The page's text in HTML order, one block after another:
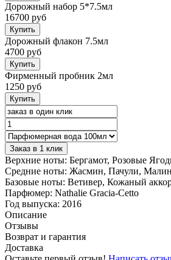
Дорожный набор 5*7.5мл
16700 руб
Купить
Дорожный флакон 7.5мл
4700 руб
Купить
Фирменный пробник 2мл
1250 руб
Купить
Заказ в 1 клик
Верхние ноты: Бергамот, Розовые
Средние ноты: Жасмин, Пачули,
Базовые ноты: Ветивер, Кожаный
Парфюмер: Nathalie Gracia-Cetto
Год выпуска: 2016
Описание
Отзывы
Возврат и гарантия
Доставка